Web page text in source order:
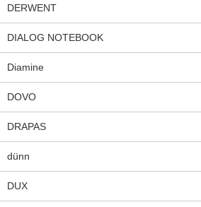
DERWENT
DIALOG NOTEBOOK
Diamine
DOVO
DRAPAS
dünn
DUX